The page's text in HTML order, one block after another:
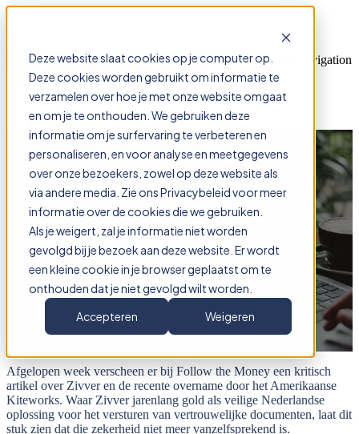
Deze website slaat cookies op je computer op.
Deze cookies worden gebruikt om informatie te
verzamelen over hoe je met onze website omgaat
en om je te onthouden. We gebruiken deze
informatie om je surfervaring te verbeteren en
personaliseren, en voor analyse en meetgegevens
over onze bezoekers, zowel op deze website als
via andere media. Zie ons Privacybeleid voor meer
informatie over de cookies die we gebruiken.
Als je weigert, zal je informatie niet worden
gevolgd bij je bezoek aan deze website. Er wordt
een kleine cookie in je browser geplaatst om te
onthouden dat je niet gevolgd wilt worden.
Accepteren
Weigeren
Open main navigation
Waarom je Zivver niet meer
moet gebruiken
Robert Stallmann
Afgelopen week verscheen er bij Follow the Money een kritisch
artikel over Zivver en de recente overname door het Amerikaanse
Kiteworks. Waar Zivver jarenlang gold als veilige Nederlandse
oplossing voor het versturen van vertrouwelijke documenten, laat dit
stuk zien dat die zekerheid niet meer vanzelfsprekend is.